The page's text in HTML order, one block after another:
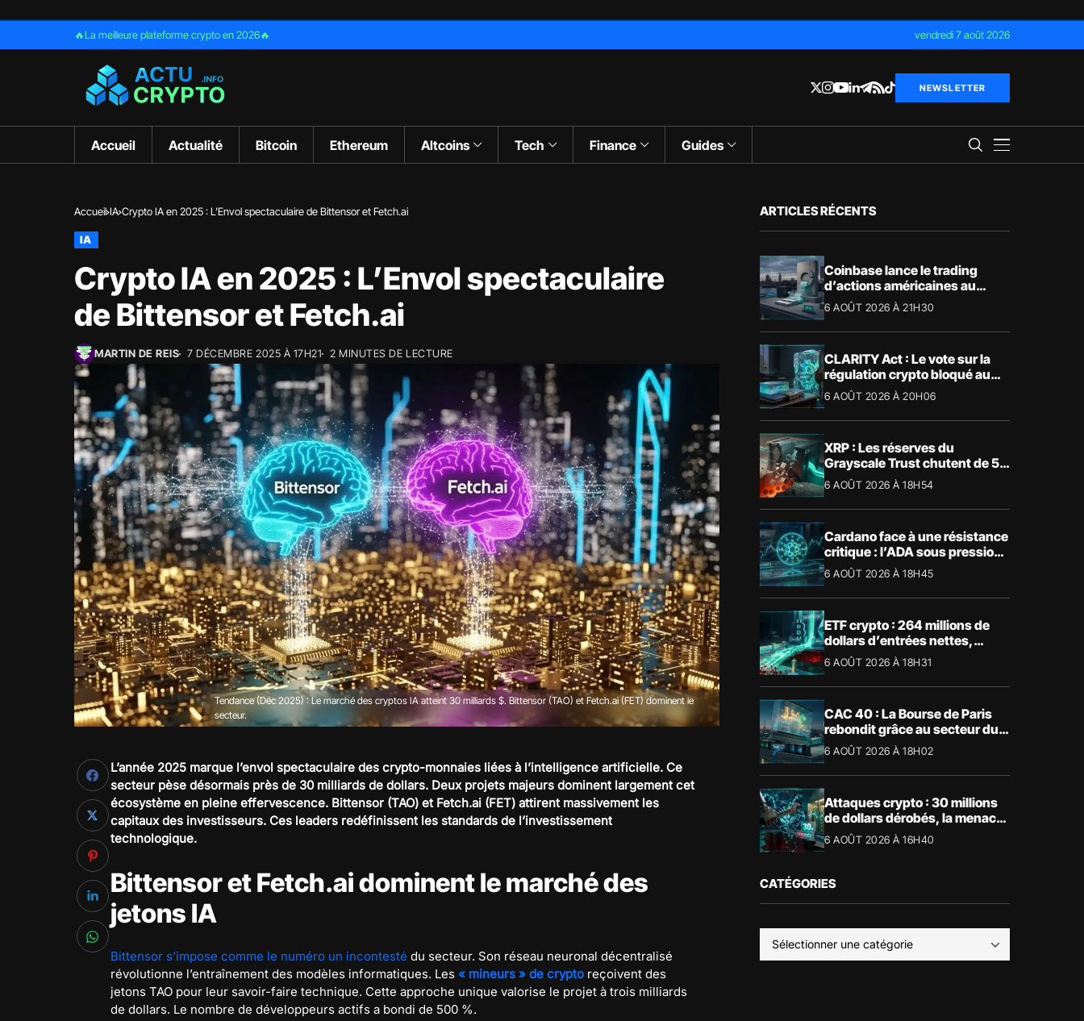
🔥La meilleure plateforme crypto en 2026🔥 vendredi 7 août 2026
NEWSLETTER
Accueil Actualité Bitcoin Ethereum Altcoins Tech Finance Guides
Accueil IA Crypto IA en 2025 : L’Envol spectaculaire de Bittensor et Fetch.ai
IA
Crypto IA en 2025 : L’Envol spectaculaire
de Bittensor et Fetch.ai
MARTIN DE REIS 7 DÉCEMBRE 2025 À 17H21 2 MINUTES DE LECTURE
Tendance (Déc 2025) : Le marché des cryptos IA atteint 30 milliards $. Bittensor (TAO) et Fetch.ai (FET) dominent le
secteur.
L’année 2025 marque l’envol spectaculaire des crypto-monnaies liées à l’intelligence artificielle. Ce
secteur pèse désormais près de 30 milliards de dollars. Deux projets majeurs dominent largement cet
écosystème en pleine effervescence. Bittensor (TAO) et Fetch.ai (FET) attirent massivement les
capitaux des investisseurs. Ces leaders redéfinissent les standards de l’investissement
technologique.
Bittensor et Fetch.ai dominent le marché des
jetons IA
Bittensor s’impose comme le numéro un incontesté du secteur. Son réseau neuronal décentralisé
révolutionne l’entraînement des modèles informatiques. Les « mineurs » de crypto reçoivent des
jetons TAO pour leur savoir-faire technique. Cette approche unique valorise le projet à trois milliards
de dollars. Le nombre de développeurs actifs a bondi de 500 %.
ARTICLES RÉCENTS
Coinbase lance le trading
d’actions américaines au
Royaume-Uni
6 AOÛT 2026 À 21H30
CLARITY Act : Le vote sur la
régulation crypto bloqué au
Sénat américain
6 AOÛT 2026 À 20H06
XRP : Les réserves du
Grayscale Trust chutent de 55
% suite aux rachats
6 AOÛT 2026 À 18H54
Cardano face à une résistance
critique : l’ADA sous pression
technique
6 AOÛT 2026 À 18H45
ETF crypto : 264 millions de
dollars d’entrées nettes,
Bitcoin et Ethereum dominent
6 AOÛT 2026 À 18H31
CAC 40 : La Bourse de Paris
rebondit grâce au secteur du
luxe
6 AOÛT 2026 À 18H02
Attaques crypto : 30 millions
de dollars dérobés, la menace
devient physique
6 AOÛT 2026 À 16H40
CATÉGORIES